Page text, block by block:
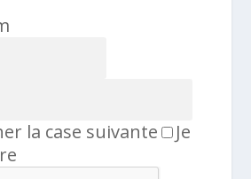
la case suivante
Je